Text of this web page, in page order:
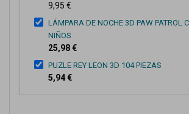
9,95 €
LÁMPARA DE NOCHE 3D PAW PATROL
NIÑOS
25,98 €
PUZLE REY LEON 3D 104 PIEZAS
5,94 €